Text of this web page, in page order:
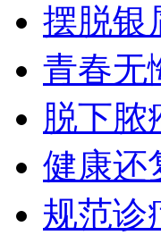
摆脱银
青春无
脱下脓
健康还
规范诊